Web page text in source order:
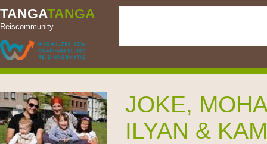
TANGATANGA
Reiscommunity
JOKE,
ILYAN &